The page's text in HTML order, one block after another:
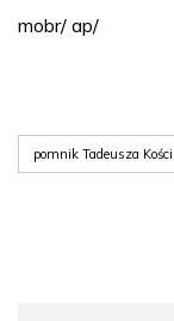
mobr/ ap/
pomnik Tadeusza